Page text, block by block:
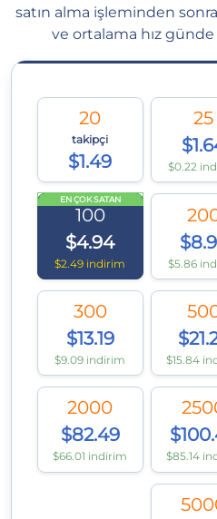
satın alma işleminden
ve ortalama hız
20
takipçi
$1.49
25
$0.22
EN ÇOK SATAN
100
$4.94
$2.49 indirim $5.86
300
$13.19
$9.09 indirim $15.84
2000
$82.49
$66.01 indirim $85.14